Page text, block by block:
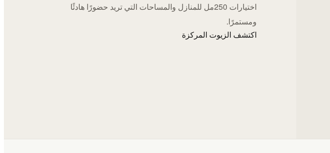
اختيارات 250مل للمنازل والمساحات التي تريد حضورًا هادئًا
ومستمرًا.
اكتشف الزيوت المركزة